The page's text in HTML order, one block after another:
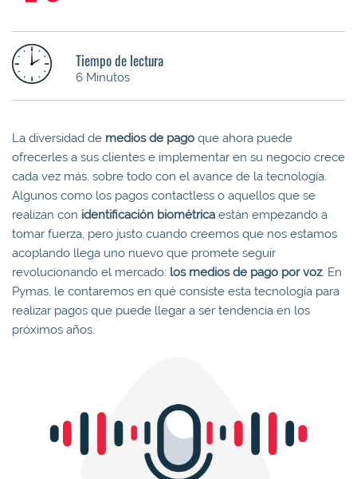
Tiempo de lectura
6 Minutos
La diversidad de medios de pago que ahora puede
ofrecerles a sus clientes e implementar en su negocio crece
cada vez más, sobre todo con el avance de la tecnología.
Algunos como los pagos contactless o aquellos que se
realizan con identificación biométrica están empezando a
tomar fuerza, pero justo cuando creemos que nos estamos
acoplando llega uno nuevo que promete seguir
revolucionando el mercado: los medios de pago por voz. En
Pymas, le contaremos en qué consiste esta tecnología para
realizar pagos que puede llegar a ser tendencia en los
próximos años.